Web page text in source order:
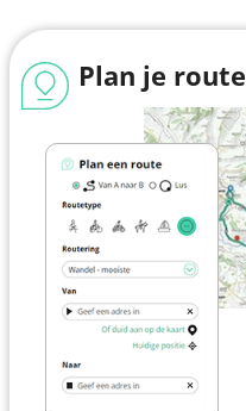
Plan je route